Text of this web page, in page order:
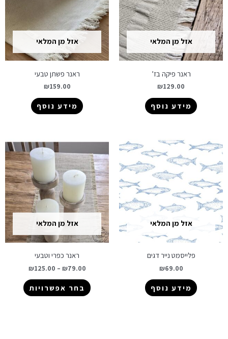
אזל מן המלאי
ראנר פיקה בז’
₪129.00
מידע נוסף
אזל מן המלאי
ראנר פשתן טבעי
₪159.00
מידע נוסף
אזל מן המלאי
פלייסמט נייר דגים
₪69.00
מידע נוסף
אזל מן המלאי
ראנר כפרי וטבעי
₪79.00
–
₪125.00
בחר אפשרויות